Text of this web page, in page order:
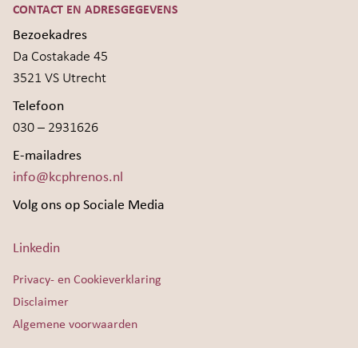
CONTACT EN ADRESGEGEVENS
Bezoekadres
Da Costakade 45
3521 VS Utrecht
Telefoon
030 – 2931626
E-mailadres
info@kcphrenos.nl
Volg ons op Sociale Media
Linkedin
Privacy- en Cookieverklaring
Disclaimer
Algemene voorwaarden